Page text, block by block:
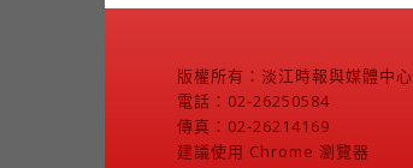
版權所有：淡江時報與媒體中心
電話：02-26250584
傳真：02-26214169
建議使用 Chrome 瀏覽器